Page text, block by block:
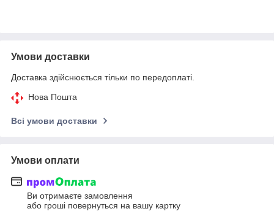
Умови доставки
Доставка здійснюється тільки по передоплаті.
Нова Пошта
Всі умови доставки
Умови оплати
Ви отримаєте замовлення
або гроші повернуться на вашу картку